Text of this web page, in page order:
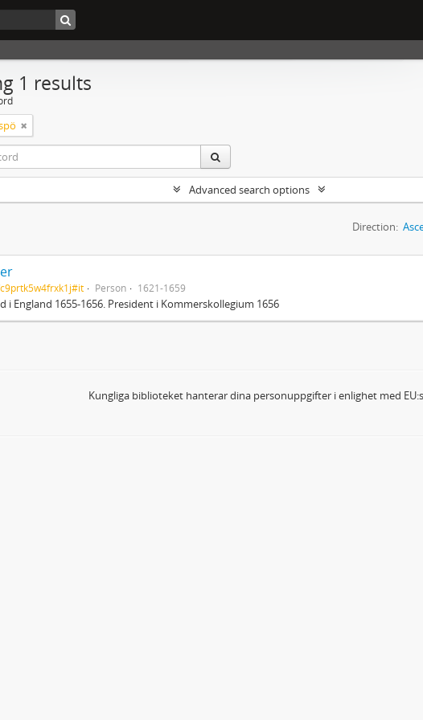
1 results
Advanced search options
Direction:
Person 1621-1659
i England 1655-1656. President i Kommerskollegium 1656
Kungliga biblioteket hanterar dina personuppgifter i enlighet med